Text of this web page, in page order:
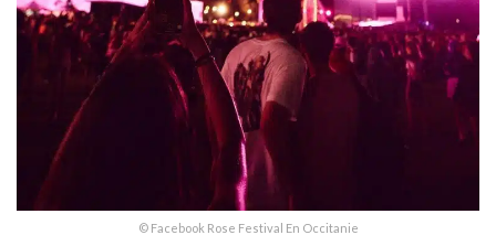
© Facebook Rose Festival En Occitanie